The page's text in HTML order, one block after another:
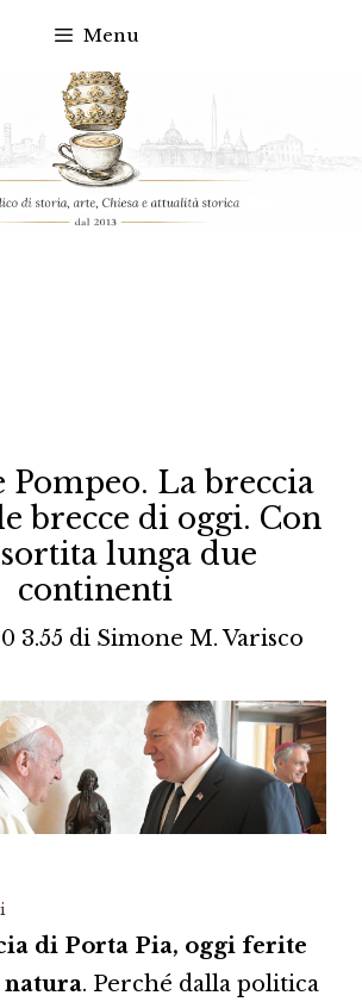
Menu
Pompeo. La breccia
brecce di oggi. Con
lunga due
continenti
3.55 di Simone M. Varisco
di Porta Pia, oggi ferite
. Perché dalla politica